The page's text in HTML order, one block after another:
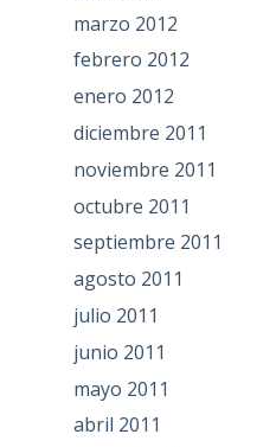
marzo 2012
febrero 2012
enero 2012
diciembre 2011
noviembre 2011
octubre 2011
septiembre 2011
agosto 2011
julio 2011
junio 2011
mayo 2011
abril 2011